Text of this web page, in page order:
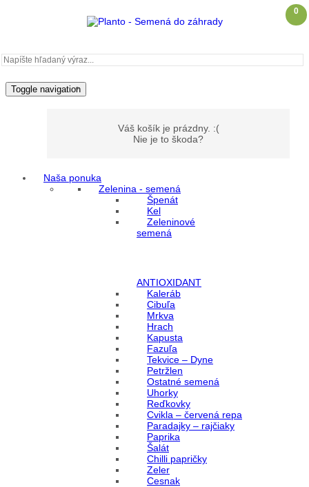
Toggle navigation
0
Váš košík je prázdny. :(
Nie je to škoda?
Naša ponuka
Zelenina - semená
Špenát
Kel
Zeleninové
semená
ANTIOXIDANT
Kaleráb
Cibuľa
Mrkva
Hrach
Kapusta
Fazuľa
Tekvice – Dyne
Petržlen
Ostatné semená
Uhorky
Reďkovky
Cvikla – červená repa
Paradajky – rajčiaky
Paprika
Šalát
Chilli papričky
Zeler
Cesnak